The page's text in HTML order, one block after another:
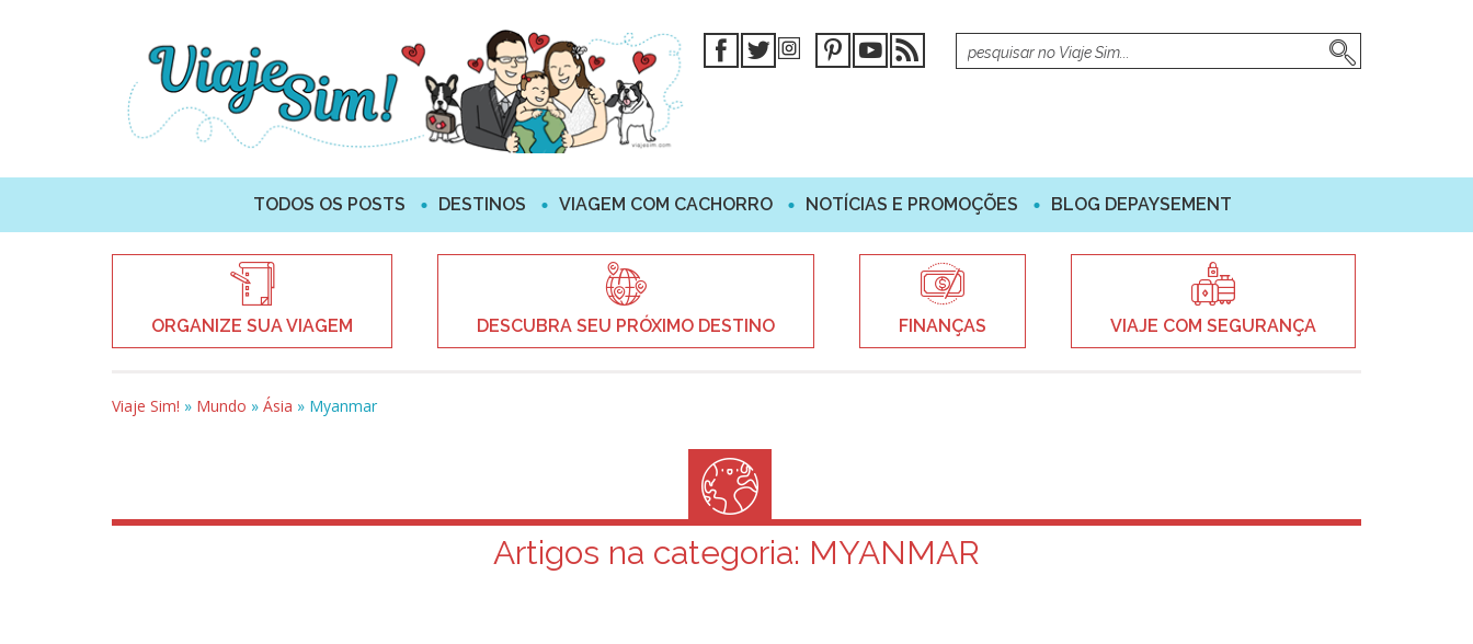
TODOS OS POSTS DESTINOS VIAGEM COM CACHORRO NOTÍCIAS E PROMOÇÕES BLOG DEPAYSEMENT
ORGANIZE SUA VIAGEM DESCUBRA SEU PRÓXIMO DESTINO FINANÇAS VIAJE COM SEGURANÇA
Viaje Sim! » Mundo » Ásia » Myanmar
Artigos na categoria: MYANMAR